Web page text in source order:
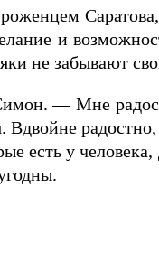
и
не забывают
— Мне
есть у